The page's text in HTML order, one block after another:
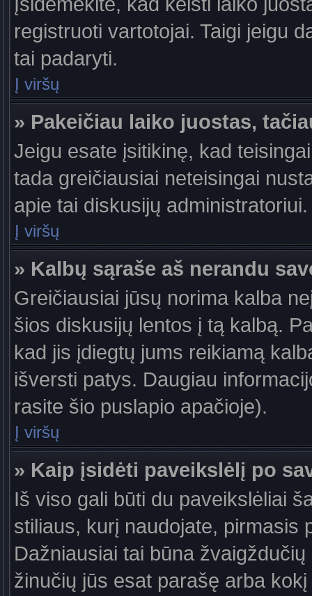
registruoti vartotojai. Taigi jeigu
tai padaryti.
Į viršų
» Pakeičiau laiko juostas,
Jeigu esate įsitikinę, kad
tada greičiausiai neteisingai
apie tai diskusijų administratoriui.
Į viršų
» Kalbų sąraše aš nerandu
Greičiausiai jūsų norima kalba
šios diskusijų lentos į tą kalbą.
kad jis įdiegtų jums reikiamą
išversti patys. Daugiau
rasite šio puslapio apačioje).
Į viršų
» Kaip įsidėti paveikslėlį po
Iš viso gali būti du paveikslėliai
stiliaus, kurį naudojate, pirmasis
Dažniausiai tai būna
žinučių jūs esat parašę arba